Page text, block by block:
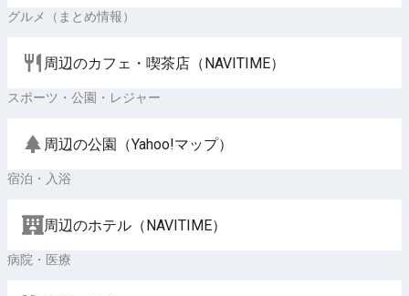
グルメ（まとめ情報）
周辺のカフェ・喫茶店（NAVITIME）
スポーツ・公園・レジャー
周辺の公園（Yahoo!マップ）
宿泊・入浴
周辺のホテル（NAVITIME）
病院・医療